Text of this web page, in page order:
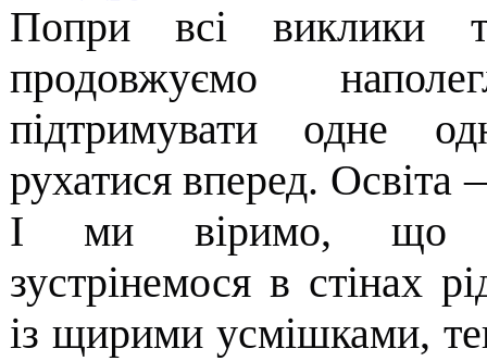
Попри всі виклики
продовжуємо
підтримувати одне
рухатися вперед.
І ми віримо, що
зустрінемося в стінах
із щирими усмішками,